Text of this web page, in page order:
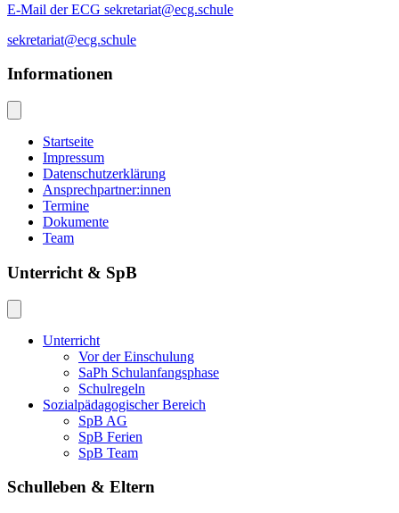
E-Mail der ECG sekretariat@ecg.schule
sekretariat@ecg.schule
Informationen
Startseite
Impressum
Datenschutzerklärung
Ansprechpartner:innen
Termine
Dokumente
Team
Unterricht & SpB
Unterricht
Vor der Einschulung
SaPh Schulanfangsphase
Schulregeln
Sozialpädagogischer Bereich
SpB AG
SpB Ferien
SpB Team
Schulleben & Eltern